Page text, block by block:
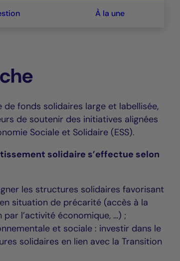
À la une
fonds solidaires large et labellisée,
de soutenir des initiatives alignées
Sociale et Solidaire (ESS).
solidaire s’effectue selon
les structures solidaires favorisant
situation de précarité (accès à la
par l’activité économique, …) ;
et sociale : investir dans le
solidaires en lien avec la Transition